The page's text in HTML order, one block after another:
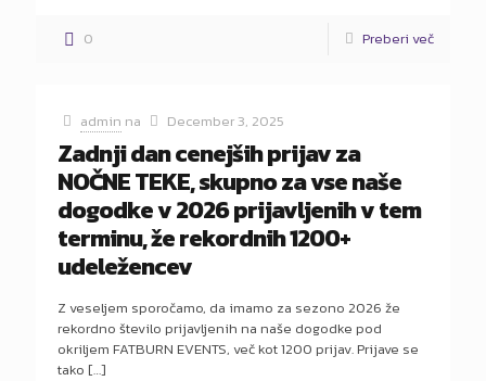
0 Preberi več
admin na December 3, 2025
Zadnji dan cenejših prijav za
NOČNE TEKE, skupno za vse naše
dogodke v 2026 prijavljenih v tem
terminu, že rekordnih 1200+
udeležencev
Z veseljem sporočamo, da imamo za sezono 2026 že
rekordno število prijavljenih na naše dogodke pod
okriljem FATBURN EVENTS, več kot 1200 prijav. Prijave se
tako […]